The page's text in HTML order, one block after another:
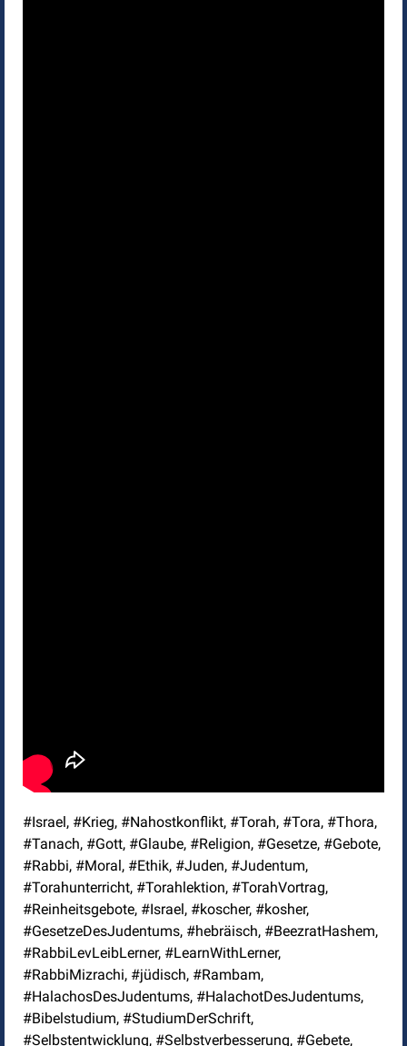
#Israel, #Krieg, #Nahostkonflikt, #Torah, #Tora, #Thora,
#Tanach, #Gott, #Glaube, #Religion, #Gesetze, #Gebote,
#Rabbi, #Moral, #Ethik, #Juden, #Judentum,
#Torahunterricht, #Torahlektion, #TorahVortrag,
#Reinheitsgebote, #Israel, #koscher, #kosher,
#GesetzeDesJudentums, #hebräisch, #BeezratHashem,
#RabbiLevLeibLerner, #LearnWithLerner,
#RabbiMizrachi, #jüdisch, #Rambam,
#HalachosDesJudentums, #HalachotDesJudentums,
#Bibelstudium, #StudiumDerSchrift,
#Selbstentwicklung, #Selbstverbesserung, #Gebete,